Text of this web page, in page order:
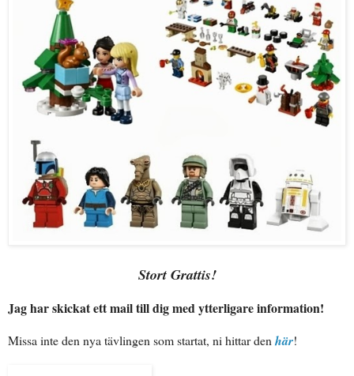
Stort Grattis!
Jag har skickat ett mail till dig med ytterligare information!
Missa inte den nya tävlingen som startat, ni hittar den här!